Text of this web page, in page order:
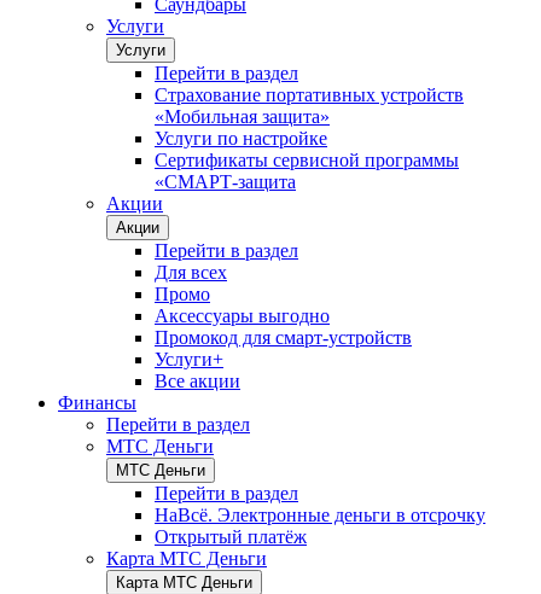
Саундбары
Услуги
Услуги
Перейти в раздел
Страхование портативных устройств
«Мобильная защита»
Услуги по настройке
Сертификаты сервисной программы
«СМАРТ-защита
Акции
Акции
Перейти в раздел
Для всех
Промо
Аксессуары выгодно
Промокод для смарт-устройств
Услуги+
Все акции
Финансы
Перейти в раздел
МТС Деньги
МТС Деньги
Перейти в раздел
НаВсё. Электронные деньги в отсрочку
Открытый платёж
Карта МТС Деньги
Карта МТС Деньги